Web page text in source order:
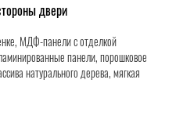
двери
МДФ-панели с отделкой
панели, порошковое
натурального дерева, мягкая